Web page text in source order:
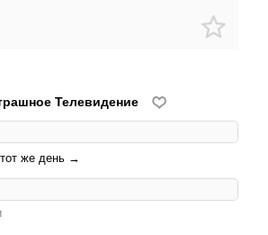
Телевидение
же день →